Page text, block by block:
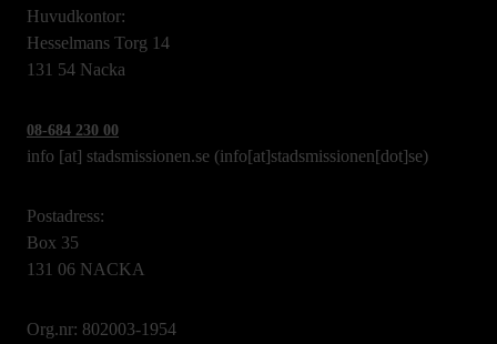
Huvudkontor:
Hesselmans Torg 14
131 54 Nacka
08-684 230 00
info [at] stadsmissionen.se (info[at]stadsmissionen[dot]se)
Postadress:
Box 35
131 06 NACKA
Org.nr: 802003-1954